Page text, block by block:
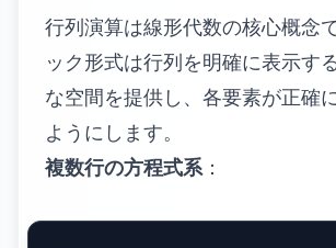
行列演算は線形代数の核心概念
ック形式は行列を明確に表示す
な空間を提供し、各要素が正確
ようにします。
複数行の方程式系 ：